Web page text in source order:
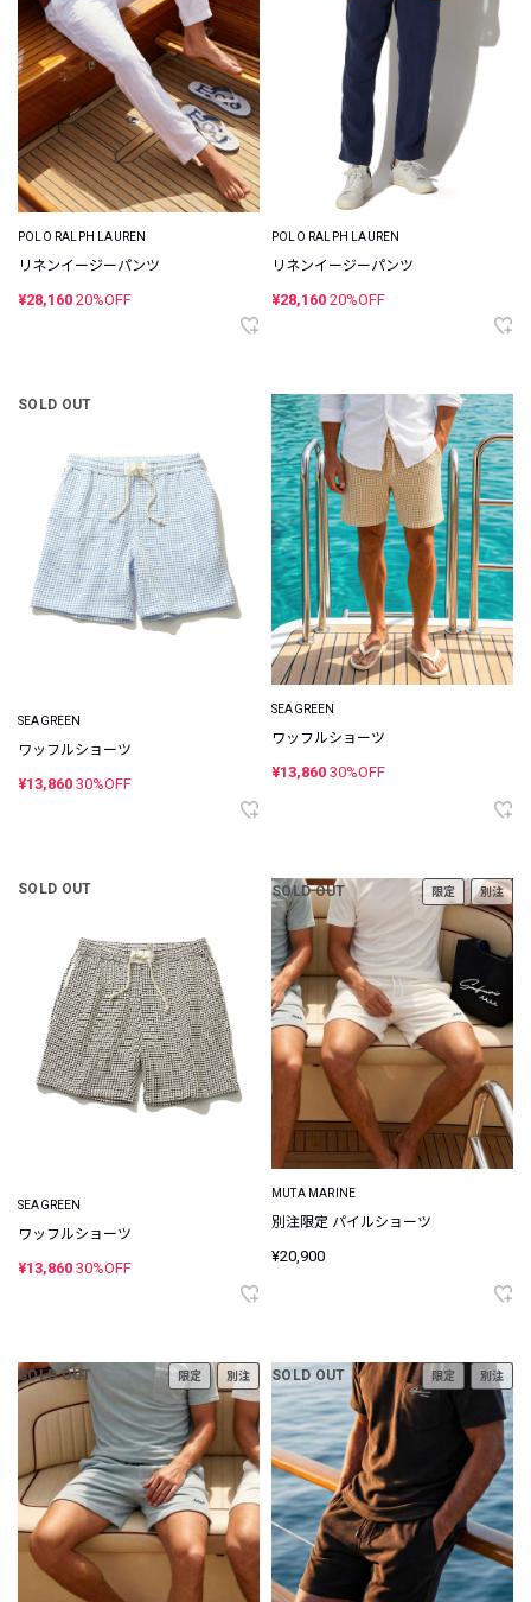
POLO RALPH LAUREN
リネンイージーパンツ
¥28,160 20%OFF
POLO RALPH LAUREN
リネンイージーパンツ
¥28,160 20%OFF
SOLD OUT
SEAGREEN
ワッフルショーツ
¥13,860 30%OFF
SEAGREEN
ワッフルショーツ
¥13,860 30%OFF
SOLD OUT
SEAGREEN
ワッフルショーツ
¥13,860 30%OFF
SOLD OUT 限定 別注
MUTA MARINE
別注限定 パイルショーツ
¥20,900
SOLD OUT 限定 別注 SOLD OUT 限定 別注